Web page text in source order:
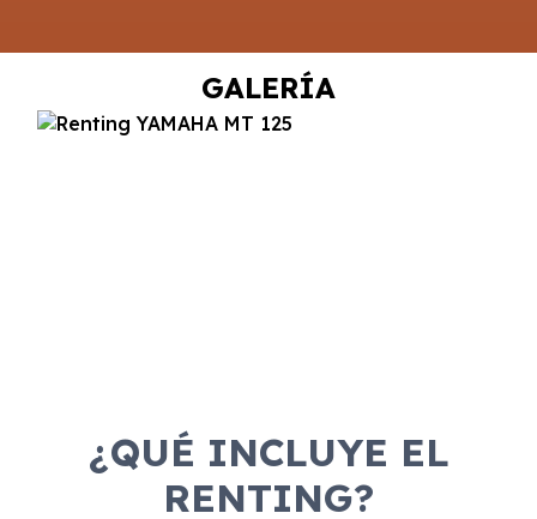
GALERÍA
¿QUÉ INCLUYE EL
RENTING?